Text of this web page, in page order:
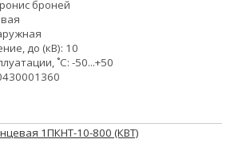
с броней
до (кВ): 10
˚С: -50...+50
1ПКНТ-10-800 (КВТ)